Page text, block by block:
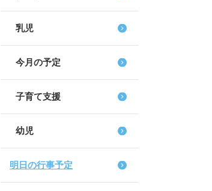
乳児
今月の予定
子育て支援
幼児
明日の行事予定